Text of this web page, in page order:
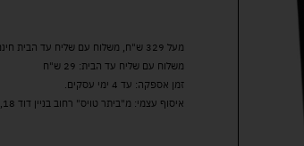
מעל 329 ש"ח, משלוח עם שליח עד הבית חינם! – 0 ₪
משלוח עם שליח עד הבית: 29 ש"ח
זמן אספקה: עד 4 ימי עסקים.
איסוף עצמי: מ"ביתר טויס" רחוב בניין דוד 18, ביתר עילית.